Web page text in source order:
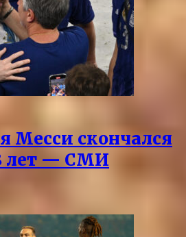
Месси скончался
лет — СМИ